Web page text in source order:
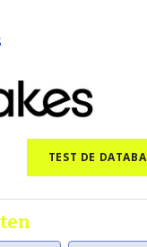
TEST DE